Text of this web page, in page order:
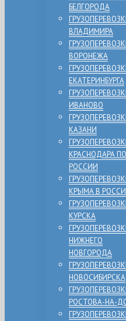
БЕЛГОРОДА
ВЛАДИМИРА
ВОРОНЕЖА
ЕКАТЕРИНБУРГА
ИВАНОВО
КАЗАНИ
КРАСНОДАРА ПО
РОССИИ
КРЫМА В
КУРСКА
НИЖНЕГО
НОВГОРОДА
НОВОСИБИРСКА
РОСТОВА-НА-